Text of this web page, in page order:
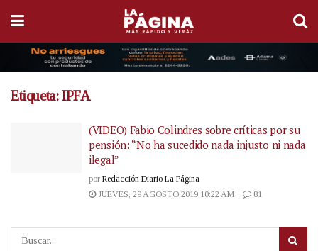
Etiqueta:IPFA
(VIDEO) Fabio Colindres sobre críticas por su
pensión: “No ha sucedido nada injusto ni nada
ilegal”
por Redacción Diario La Página
JUEVES, 29 AGOSTO 2019 10:22 AM
81